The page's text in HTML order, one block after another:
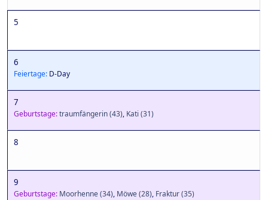
5
6
Feiertage: D-Day
7
Geburtstage:traumfängerin(43), Kati (31)
8
9
Geburtstage: Moorhenne(34), Möwe(28), Fraktur(35)